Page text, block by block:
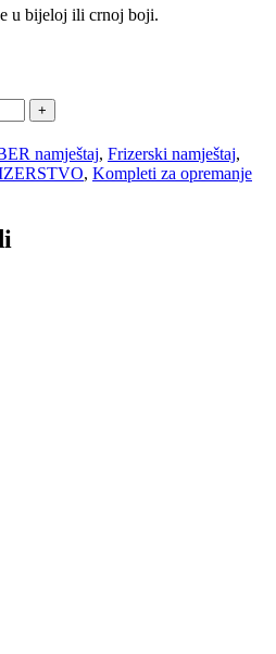
u bijeloj ili crnoj boji.
namještaj, Frizerski namještaj,
, Kompleti za opremanje